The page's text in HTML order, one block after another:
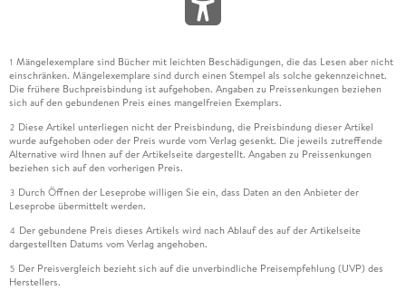
1 Mängelexemplare sind Bücher mit leichten Beschädigungen, die das Lesen aber nicht
einschränken. Mängelexemplare sind durch einen Stempel als solche gekennzeichnet.
Die frühere Buchpreisbindung ist aufgehoben. Angaben zu Preissenkungen beziehen
sich auf den gebundenen Preis eines mangelfreien Exemplars.
2 Diese Artikel unterliegen nicht der Preisbindung, die Preisbindung dieser Artikel
wurde aufgehoben oder der Preis wurde vom Verlag gesenkt. Die jeweils zutreffende
Alternative wird Ihnen auf der Artikelseite dargestellt. Angaben zu Preissenkungen
beziehen sich auf den vorherigen Preis.
3 Durch Öffnen der Leseprobe willigen Sie ein, dass Daten an den Anbieter der
Leseprobe übermittelt werden.
4 Der gebundene Preis dieses Artikels wird nach Ablauf des auf der Artikelseite
dargestellten Datums vom Verlag angehoben.
5 Der Preisvergleich bezieht sich auf die unverbindliche Preisempfehlung (UVP) des
Herstellers.